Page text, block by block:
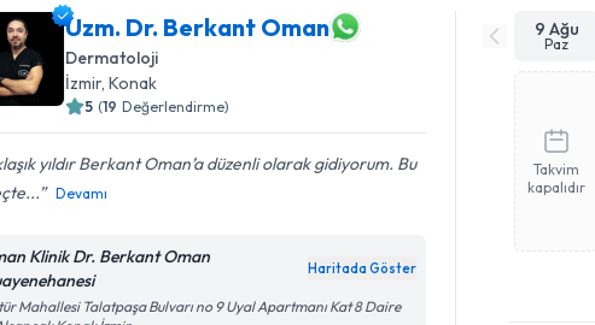
Uzm. Dr. Berkant Oman
Dermatoloji
İzmir, Konak
5 (19 Değerlendirme)
yıldır Berkant Oman’a düzenli olarak gidiyorum. Bu
Devamı
Klinik Dr. Berkant Oman
Haritada Göster
Mahallesi Talatpaşa Bulvarı no 9 Uyal Apartmanı Kat 8 Daire
9 Ağu
Paz
Takvim
kapalıdır